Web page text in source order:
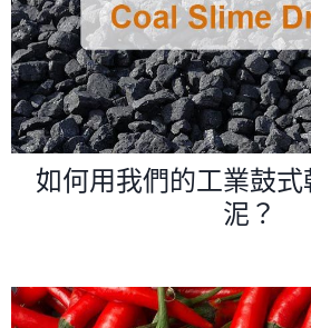
如何用我們的工業鼓
泥？